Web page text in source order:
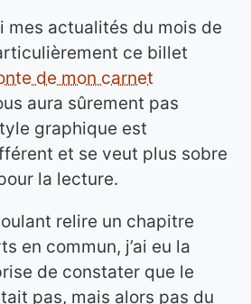
mes actualités du mois de
ce billet
de mon carnet
aura sûrement pas
graphique est
et se veut plus sobre
la lecture.
relire un chapitre
en commun, j’ai eu la
de constater que le
pas, mais alors pas du